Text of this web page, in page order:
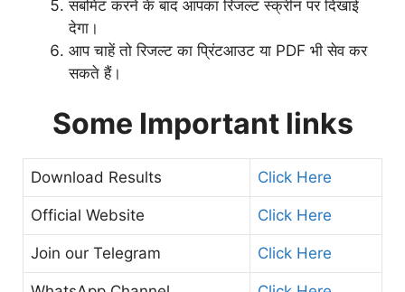
सबमिट करने के बाद आपका रिजल्ट स्क्रीन पर दिखाई
देगा।
आप चाहें तो रिजल्ट का प्रिंटआउट या PDF भी सेव कर
सकते हैं।
Some Important links
Download Results Click Here
Official Website Click Here
Join our Telegram Click Here